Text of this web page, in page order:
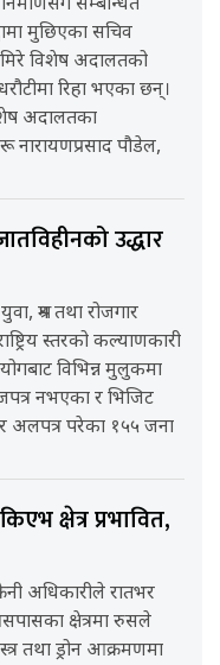
मुछिएका सचिव
विशेष अदालतको
रिहा भएका छन्।
अदालतका
नारायणप्रसाद पौडेल,
उद्धार
श्रम तथा रोजगार
स्तरको कल्याणकारी
विभिन्न मुलुकमा
नभएका र भिजिट
अलपत्र परेका १५५ जना
क्षेत्र प्रभावित,
अधिकारीले रातभर
क्षेत्रमा रुसले
तथा ड्रोन आक्रमणमा